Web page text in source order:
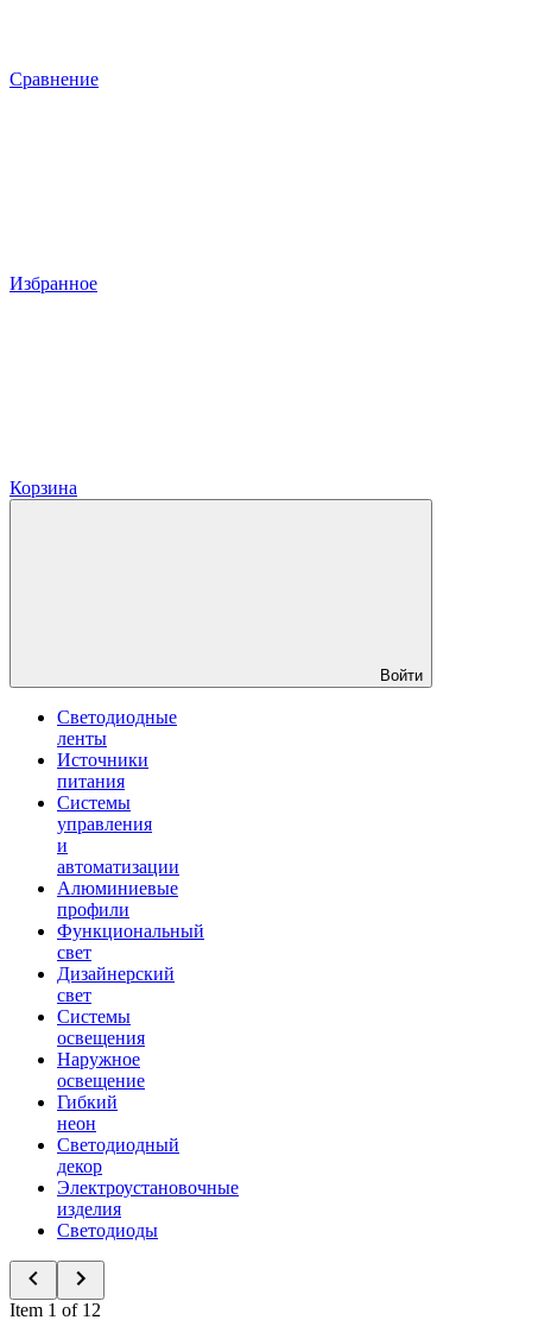
Сравнение
Избранное
Корзина
Войти
Светодиодные
ленты
Источники
питания
Системы
управления
и
автоматизации
Алюминиевые
профили
Функциональный
свет
Дизайнерский
свет
Системы
освещения
Наружное
освещение
Гибкий
неон
Светодиодный
декор
Электроустановочные
изделия
Светодиоды
Item 1 of 12